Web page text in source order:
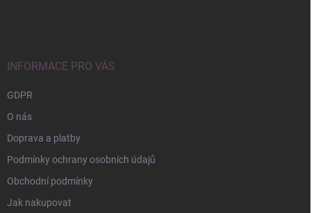
INFORMACE PRO VÁS
GDPR
O nás
Doprava a platby
Podmínky ochrany osobních údajů
Obchodní podmínky
Jak nakupovat